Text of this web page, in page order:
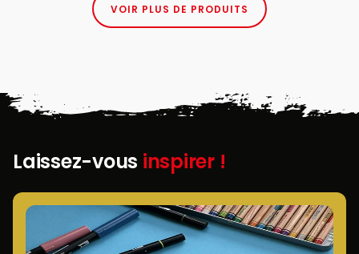
VOIR PLUS DE PRODUITS
Laissez-vous inspirer !